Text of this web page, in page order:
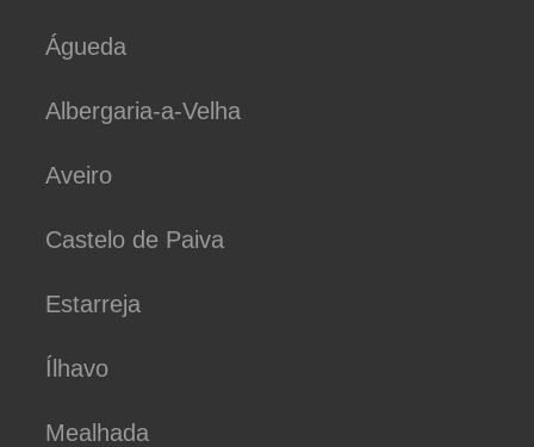
Águeda
Albergaria-a-Velha
Aveiro
Castelo de Paiva
Estarreja
Ílhavo
Mealhada